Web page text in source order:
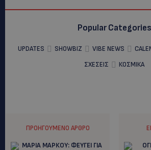
Popular Categories
UPDATES SHOWBIZ VIBE NEWS
ΣΧΕΣΕΙΣ
ΚΟΣΜΙΚΑ
ΠΡΟΗΓΟΎΜΕΝΟ ΆΡΘΡΟ